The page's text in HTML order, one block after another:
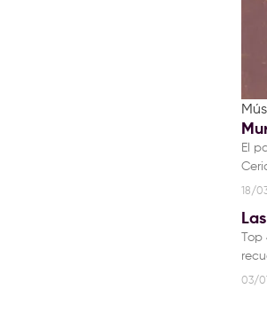
El
18/
03/